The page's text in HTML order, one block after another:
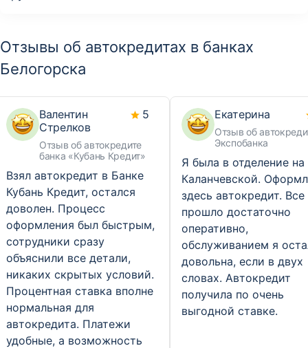
Отзывы об автокредитах в банках
Белогорска
Валентин
Стрелков
Отзыв об автокредите
банка «Кубань Кредит»
5
Взял автокредит в Банке
Кубань Кредит, остался
доволен. Процесс
оформления был быстрым,
сотрудники сразу
объяснили все детали,
никаких скрытых условий.
Процентная ставка вполне
нормальная для
автокредита. Платежи
удобные, а возможность
Екатерина
Отзыв об
Экспобанка
Я была в отделение на
Каланчевской.
здесь автокредит. Все
прошло достаточно
оперативно,
обслуживанием я
довольна, если в двух
словах. Автокредит
получила по очень
выгодной ставке.